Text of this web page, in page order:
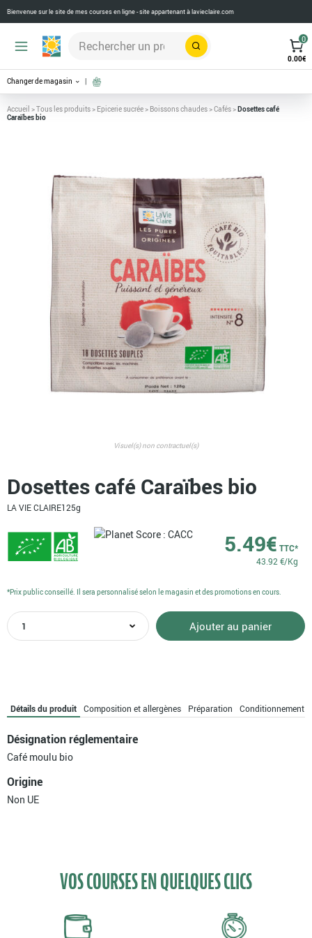
Bienvenue sur le site de mes courses en ligne - site appartenant àlavieclaire.com
Rechercher
0
0.00€
Changer de magasin
Accueil >Tous les produits> Epicerie sucrée> Boissons chaudes>Cafés>Dosettes café
Caraïbes bio
Visuel(s) non contractuel(s)
Dosettes café Caraïbes bio
LA VIE CLAIRE125g
5.49€ TTC*
43.92 €/Kg
quantité
de
Ajouter au panier
*Prix public conseillé. Il sera personnalisé selon le magasin et des promotions en cours.
Détails du produit Composition et allergènes Préparation Conditionnement
Désignation réglementaire
Café moulu bio
Origine
Non UE
VOS COURSES EN QUELQUES CLICS